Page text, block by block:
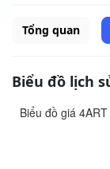
Tổng quan
Biểu đồ lịch
Biểu đồ giá